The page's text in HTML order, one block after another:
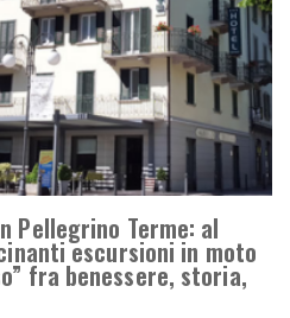
Pellegrino Terme: al
escursioni in moto
fra benessere, storia,